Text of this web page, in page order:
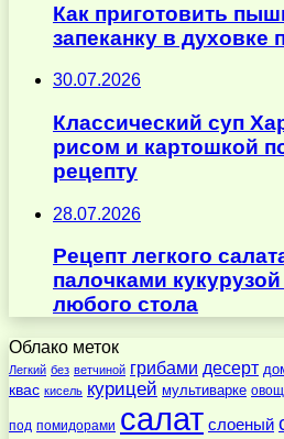
Как приготовить
запеканку в духовке
30.07.2026
Классический суп
рисом и картошкой
рецепту
28.07.2026
Рецепт легкого
палочками
любого стола
Облако меток
Легкий без ветчиной грибами десерт
квас кисель курицей мультиварке
под помидорами салат слоеный